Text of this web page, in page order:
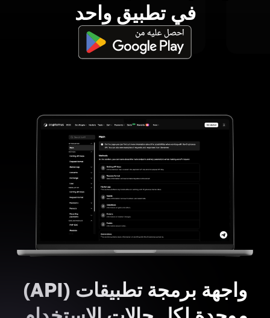
في تطبيق واحد
واجهة برمجة تطبيقات (API)